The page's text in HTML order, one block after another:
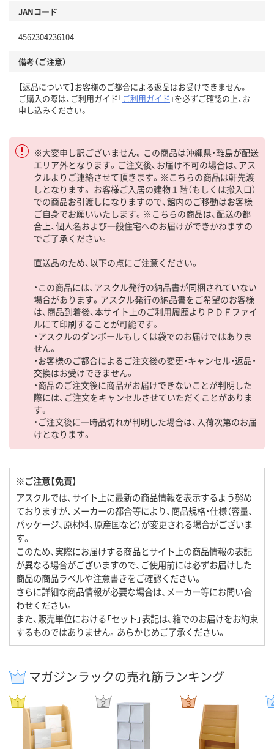
JANコード
4562304236104
備考（ご注意）
【返品について】お客様のご都合による返品はお受けできません。
ご購入の際は、ご利用ガイド「ご利用ガイド 」を必ずご確認の上、お
申し込みください。
※大変申し訳ございません。この商品は沖縄県・離島が配送
エリア外となります。ご注文後、お届け不可の場合は、アス
クルよりご連絡させて頂きます。※こちらの商品は軒先渡
しとなります。 お客様ご入居の建物１階（もしくは搬入口）
での商品お引渡しになりますので、館内のご移動はお客様
ご自身でお願いいたします。※こちらの商品は、配送の都
合上、個人名および一般住宅へのお届けができかねますの
でご了承ください。
直送品のため、以下の点にご注意ください。
・この商品には、アスクル発行の納品書が同梱されていない
場合があります。アスクル発行の納品書をご希望のお客様
は、商品到着後、本サイト上のご利用履歴よりＰＤＦファイ
ルにて印刷することが可能です。
・アスクルのダンボールもしくは袋でのお届けではありま
せん。
・お客様のご都合によるご注文後の変更・キャンセル・返品・
交換はお受けできません。
・商品のご注文後に商品がお届けできないことが判明した
際には、ご注文をキャンセルさせていただくことがありま
す。
・ご注文後に一時品切れが判明した場合は、入荷次第のお届
けとなります。
※ご注意【免責】
アスクルでは、サイト上に最新の商品情報を表示するよう努め
ておりますが、メーカーの都合等により、商品規格・仕様（容量、
パッケージ、原材料、原産国など）が変更される場合がございま
す。
このため、実際にお届けする商品とサイト上の商品情報の表記
が異なる場合がございますので、ご使用前には必ずお届けした
商品の商品ラベルや注意書きをご確認ください。
さらに詳細な商品情報が必要な場合は、メーカー等にお問い合
わせください。
また、販売単位における「セット」表記は、箱でのお届けをお約束
するものではありません。あらかじめご了承ください。
マガジンラックの売れ筋ランキング